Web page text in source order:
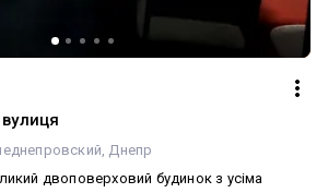
Днепр
двоповерховий будинок з усіма